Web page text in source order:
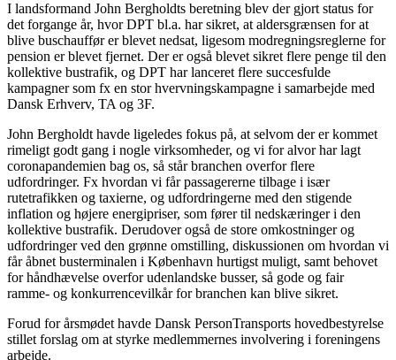
I landsformand John Bergholdts beretning blev der gjort status for
det forgange år, hvor DPT bl.a. har sikret, at aldersgrænsen for at
blive buschauffør er blevet nedsat, ligesom modregningsreglerne for
pension er blevet fjernet. Der er også blevet sikret flere penge til den
kollektive bustrafik, og DPT har lanceret flere succesfulde
kampagner som fx en stor hvervningskampagne i samarbejde med
Dansk Erhverv, TA og 3F.
John Bergholdt havde ligeledes fokus på, at selvom der er kommet
rimeligt godt gang i nogle virksomheder, og vi for alvor har lagt
coronapandemien bag os, så står branchen overfor flere
udfordringer. Fx hvordan vi får passagererne tilbage i især
rutetrafikken og taxierne, og udfordringerne med den stigende
inflation og højere energipriser, som fører til nedskæringer i den
kollektive bustrafik. Derudover også de store omkostninger og
udfordringer ved den grønne omstilling, diskussionen om hvordan vi
får åbnet busterminalen i København hurtigst muligt, samt behovet
for håndhævelse overfor udenlandske busser, så gode og fair
ramme- og konkurrencevilkår for branchen kan blive sikret.
Forud for årsmødet havde Dansk PersonTransports hovedbestyrelse
stillet forslag om at styrke medlemmernes involvering i foreningens
arbejde.